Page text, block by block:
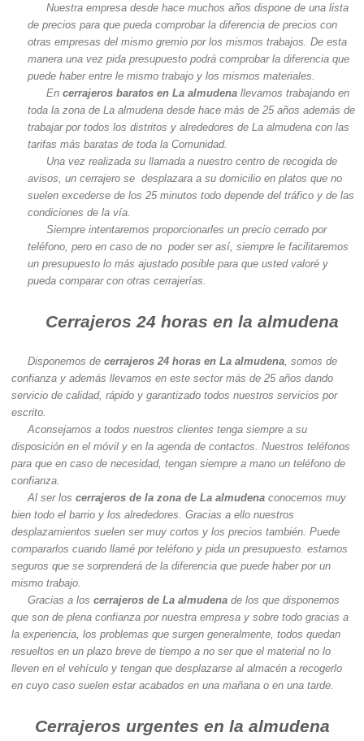
Nuestra empresa desde hace muchos años dispone de una lista
de precios para que pueda comprobar la diferencia de precios con
otras empresas del mismo gremio por los mismos trabajos. De esta
manera una vez pida presupuesto podrá comprobar la diferencia que
puede haber entre le mismo trabajo y los mismos materiales.
Encerrajeros baratos en La almudena llevamos trabajando en
toda la zona de La almudena desde hace más de 25 años además de
trabajar por todos los distritos y alrededores de La almudena con las
tarifas más baratas de toda la Comunidad.
Una vez realizada su llamada a nuestro centro de recogida de
avisos, un cerrajero se desplazara a su domicilio en platos que no
suelen excederse de los 25 minutos todo depende del tráfico y de las
condiciones de la vía.
Siempre intentaremos proporcionarles un precio cerrado por
teléfono, pero en caso de no poder ser así, siempre le facilitaremos
un presupuesto lo más ajustado posible para que usted valoré y
pueda comparar con otras cerrajerías.
Cerrajeros 24 horas en la almudena
Disponemos de cerrajeros 24 horas en La almudena , somos de
confianza y además llevamos en este sector más de 25 años dando
servicio de calidad, rápido y garantizado todos nuestros servicios por
escrito.
Aconsejamos a todos nuestros clientes tenga siempre a su
disposición en el móvil y en la agenda de contactos. Nuestros teléfonos
para que en caso de necesidad, tengan siempre a mano un teléfono de
confianza.
Al ser los cerrajeros de la zona de La almudena conocemos muy
bien todo el barrio y los alrededores. Gracias a ello nuestros
desplazamientos suelen ser muy cortos y los precios también. Puede
compararlos cuando llamé por teléfono y pida un presupuesto. estamos
seguros que se sorprenderá de la diferencia que puede haber por un
mismo trabajo.
Gracias a los cerrajeros de La almudena de los que disponemos
que son de plena confianza por nuestra empresa y sobre todo gracias a
la experiencia, los problemas que surgen generalmente, todos quedan
resueltos en un plazo breve de tiempo a no ser que el material no lo
lleven en el vehículo y tengan que desplazarse al almacén a recogerlo
en cuyo caso suelen estar acabados en una mañana o en una tarde.
Cerrajeros urgentes en la almudena